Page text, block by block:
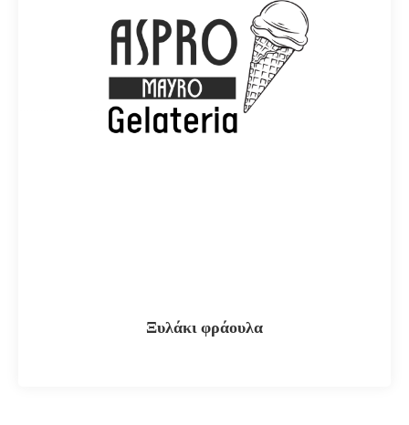
Ξυλάκι φράουλα